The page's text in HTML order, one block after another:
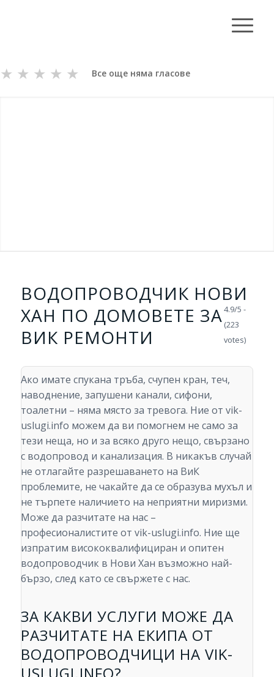
★
★
★
★
★ Все още няма гласове
ВОДОПРОВОДЧИК НОВИ
ХАН ПО ДОМОВЕТЕ ЗА
ВИК РЕМОНТИ
Ако имате спукана тръба, счупен кран, теч,
наводнение, запушени канали, сифони,
тоалетни – няма място за тревога. Ние от vik-
uslugi.info можем да ви помогнем не само за
тези неща, но и за всяко друго нещо, свързано
с водопровод и канализация. В никакъв случай
не отлагайте разрешаването на ВиК
проблемите, не чакайте да се образува мухъл и
не търпете наличието на неприятни миризми.
Може да разчитате на нас –
професионалистите от vik-uslugi.info. Ние ще
изпратим висококвалифициран и опитен
водопроводчик в Нови Хан възможно най-
бързо, след като се свържете с нас.
ЗА КАКВИ УСЛУГИ МОЖЕ ДА
РАЗЧИТАТЕ НА ЕКИПА ОТ
ВОДОПРОВОДЧИЦИ НА VIK-
4.9/5 -
(223
votes)